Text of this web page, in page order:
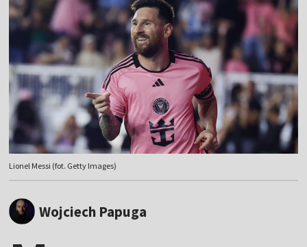
Lionel Messi (fot. Getty Images)
Wojciech Papuga